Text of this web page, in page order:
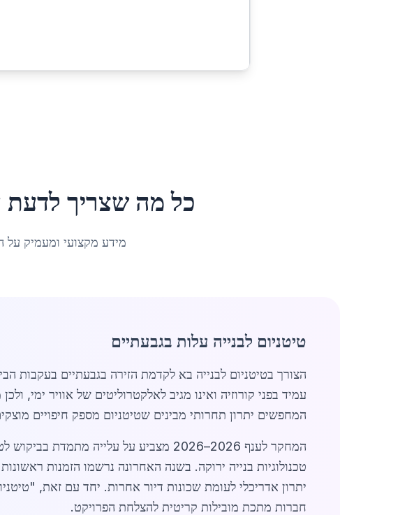
כל מה שצריך לדעת
מידע מקצועי ומעמיק על
טיטניום לבנייה עלות בגבעתיים
הצורך בטיטניום לבנייה בא לקדמת הזירה בגבעתיים בעקבות
עמיד בפני קורוזיה ואינו מגיב לאלקטרוליטים של אוויר ימי,
המחפשים יתרון תחרותי מבינים שטיטניום מספק חיפויים
המחקר לענף 2026–2026 מצביע על
יתרון אדריכלי לעומת שכונות דיור אחרות. יחד עם זאת,
חברות מתכת מובילות קריטית להצלחת הפרויקט.